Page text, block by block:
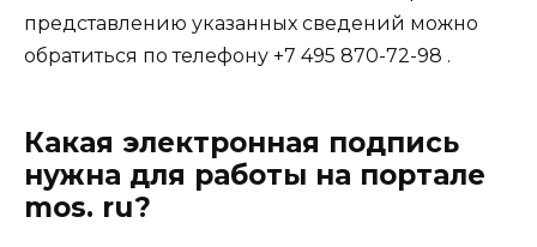
представлению указанных сведений можно
обратиться по телефону +7 495 870-72-98 .
Какая электронная подпись
нужна для работы на портале
mos. ru?